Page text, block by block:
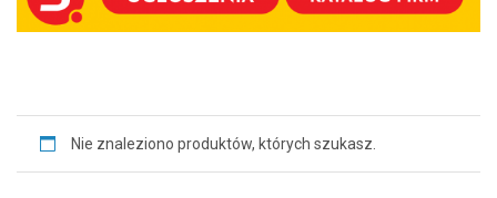
Nie znaleziono produktów, których szukasz.